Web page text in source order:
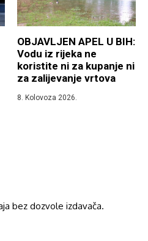
OBJAVLJEN APEL U BIH:
Vodu iz rijeka ne
koristite ni za kupanje ni
za zalijevanje vrtova
8. Kolovoza 2026.
bez dozvole izdavača.